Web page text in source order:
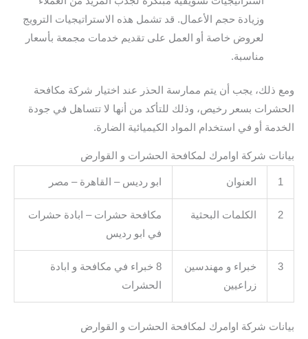
وزيادة حجم الأعمال. قد تشمل هذه الاستراتيجيات الترويج
لعروض خاصة أو العمل على تقديم خدمات مجمعة بأسعار
مناسبة.
ومع ذلك، يجب أن يتم ممارسة الحذر عند اختيار شركة مكافحة
الحشرات بسعر رخيص، وذلك للتأكد من أنها لا تتساهل في جودة
الخدمة أو في استخدام المواد الكيميائية الضارة.
بيانات شركة اوامرك لمكافحة الحشرات و القوارض
1 العنوان ابو رديس – القاهرة – مصر
2 الكلمات البحثية
مكافحة حشرات – ابادة حشرات
في ابو رديس
3
خبراء و مهندسين
زراعيين
8 خبراء في مكافحة و ابادة
الحشرات
بيانات شركة اوامرك لمكافحة الحشرات و القوارض